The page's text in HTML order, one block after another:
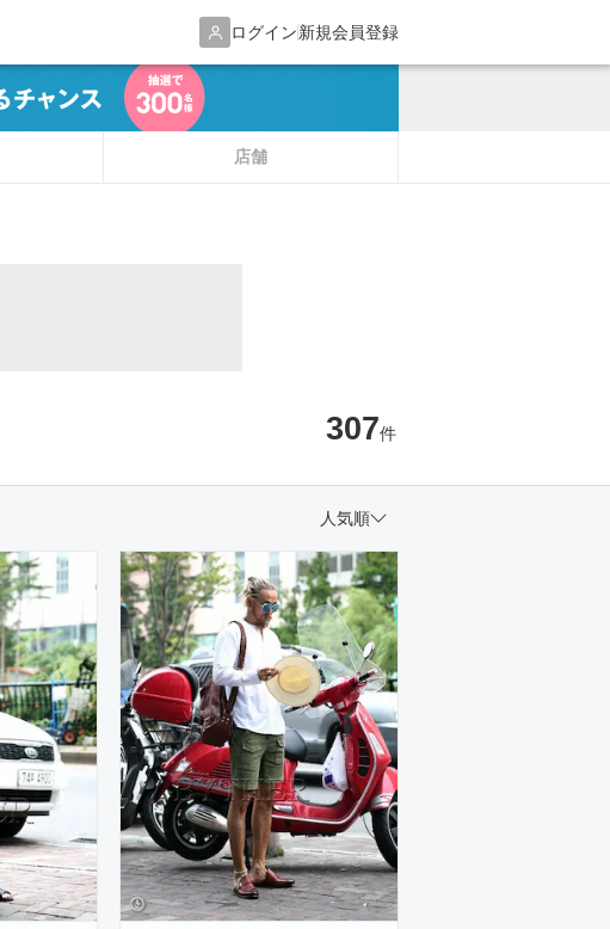
ログイン新規会員登録
店舗
307件
人気順